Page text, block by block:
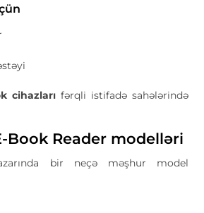
cihazları fərqli istifadə sahələrində
Book Reader modelləri
bir neçə məşhur model